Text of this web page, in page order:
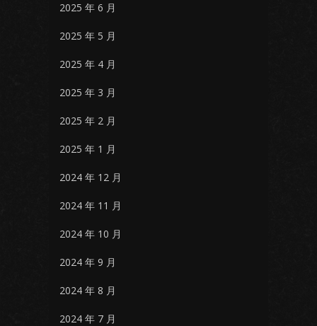
2025 年 6 月
2025 年 5 月
2025 年 4 月
2025 年 3 月
2025 年 2 月
2025 年 1 月
2024 年 12 月
2024 年 11 月
2024 年 10 月
2024 年 9 月
2024 年 8 月
2024 年 7 月